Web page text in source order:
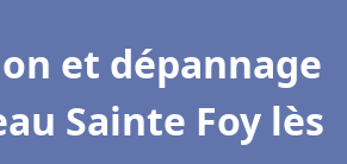
et dépannage
Sainte Foy lès